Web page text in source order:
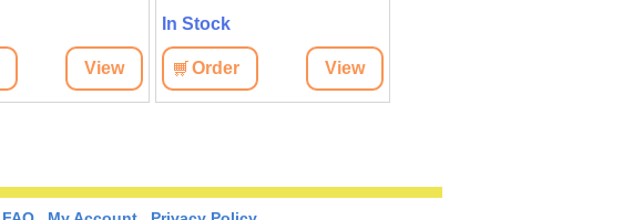
View
In Stock
Order View